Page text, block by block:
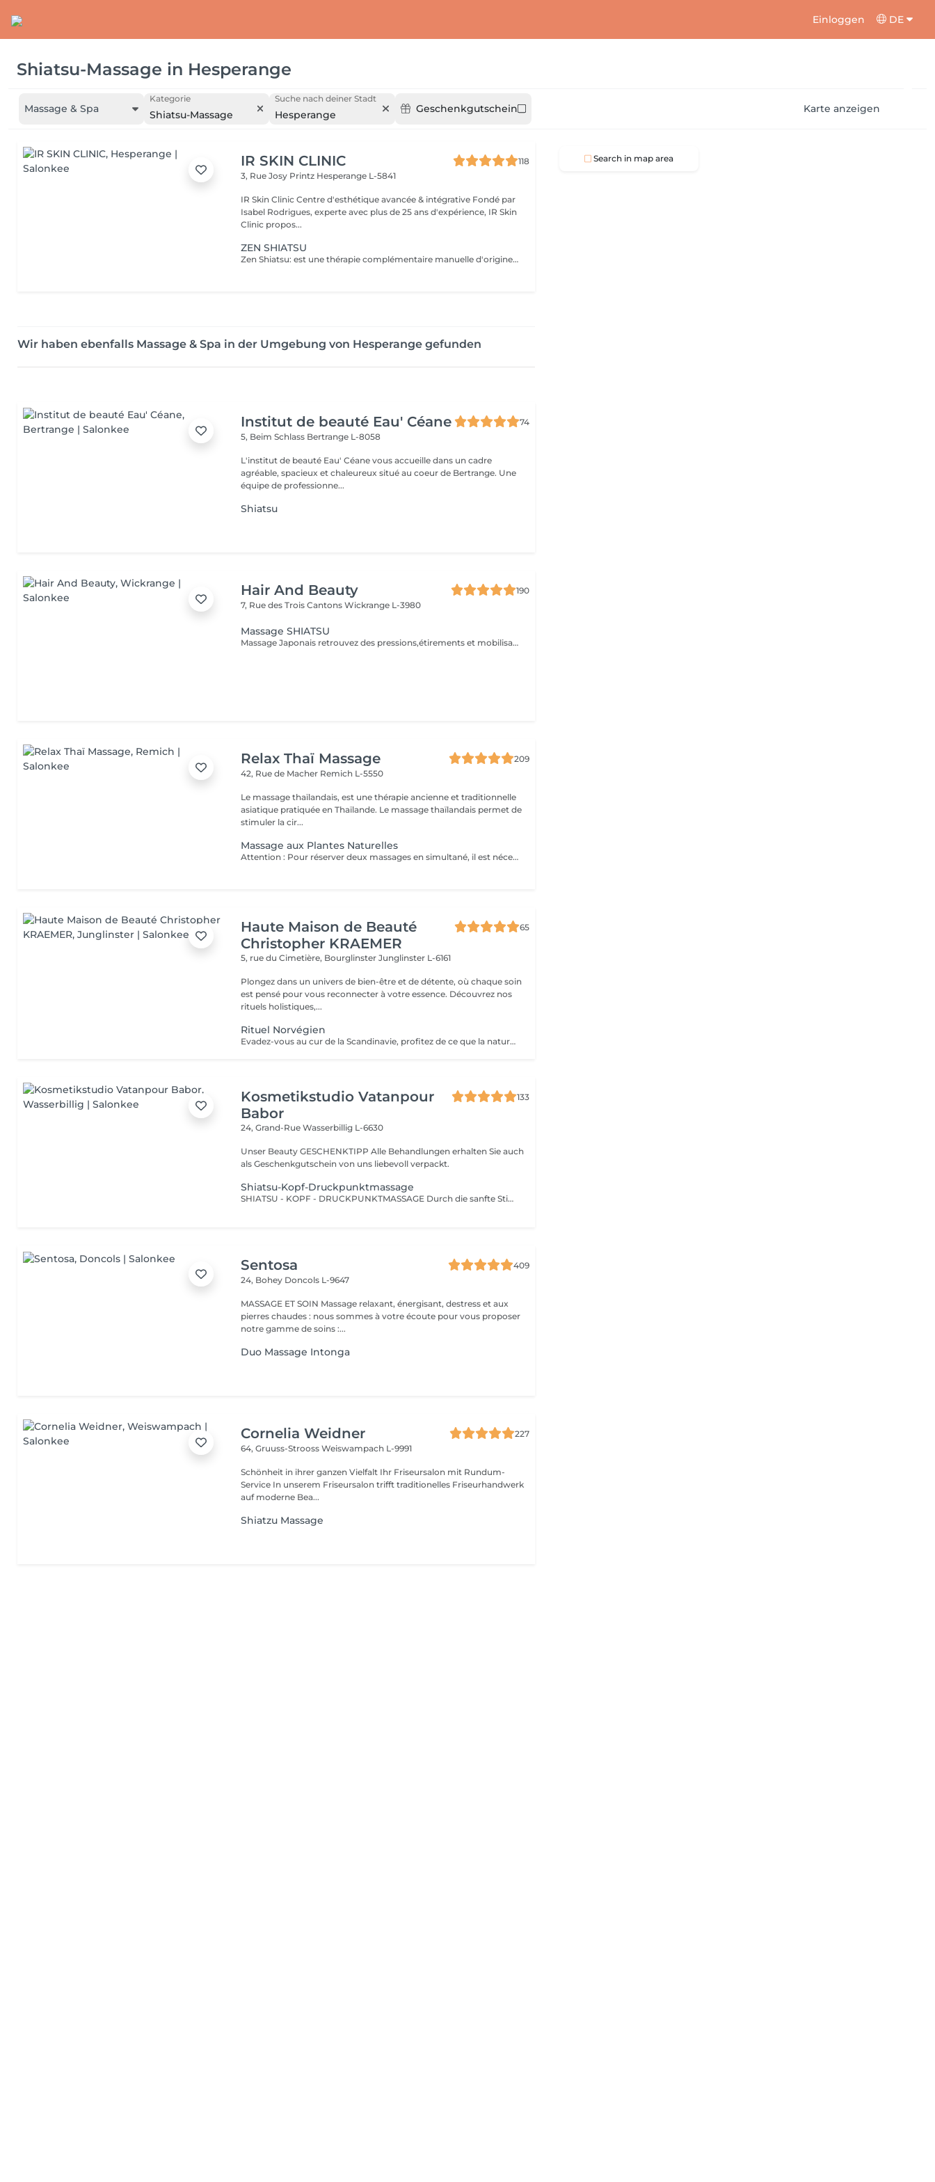
Einloggen DE
Shiatsu-Massage in Hesperange
Massage & Spa
Kategorie
Shiatsu-Massage
Suche nach deiner Stadt
Hesperange Geschenkgutschein Karte anzeigen
IR SKIN CLINIC
118
3, Rue Josy Printz Hesperange L-5841
IR Skin Clinic Centre d'esthétique avancée & intégrative Fondé par
Isabel Rodrigues, experte avec plus de 25 ans d'expérience, IR Skin
Clinic propos...
ZEN SHIATSU
Zen Shiatsu: est une thérapie complémentaire manuelle d'origine japonaise, proche de l'acupuncture mais sans aiguilles. C'est une forme de massage, qui équilibre le yin et le yang et stimule ainsi les forces d'autorégulation naturelles du corps. Elle se base sur les méridiens connus dans la Médecine Traditionnelle Chinoise (MTC).
Wir haben ebenfalls Massage & Spa in der Umgebung von Hesperange gefunden
Institut de beauté Eau' Céane
74
5, Beim Schlass Bertrange L-8058
L'institut de beauté Eau' Céane vous accueille dans un cadre
agréable, spacieux et chaleureux situé au coeur de Bertrange. Une
équipe de professionne...
Shiatsu
Hair And Beauty
190
7, Rue des Trois CantonsWickrange L-3980
Massage SHIATSU
Massage Japonais retrouvez des pressions,étirements et mobilisations articulaires. Les pressions sont adaptées à votre choix, douces ou fortes Prévoir une tenue ample et des chaussettes propres.
Relax Thaï Massage
209
42, Rue de Macher Remich L-5550
Le massage thaïlandais, est une thérapie ancienne et traditionnelle
asiatique pratiquée en Thaïlande. Le massage thaïlandais permet de
stimuler la cir...
Massage aux Plantes Naturelles
Attention : Pour réserver deux massages en simultané, il est nécessaire de procéder à deux réservations séparées. Ajouter deux services dans une seule réservation entraînera la programmation des rendez-vous l'un après l'autre, et non en même temps. Si besoin, vous pouvez également nous contacter par téléphone au 691 603 983. Merci !
Haute Maison de Beauté
Christopher KRAEMER
65
5, rue du Cimetière, BourglinsterJunglinster L-6161
Plongez dans un univers de bien-être et de détente, où chaque soin
est pensé pour vous reconnecter à votre essence. Découvrez nos
rituels holistiques,...
Rituel Norvégien
Evadez-vous au cur de la Scandinavie, profitez de ce que la nature a, à vous offrir Une parenthèse végétale très inspirante pour déconnecter et se reconnecter Véritable moment de relaxation complète. Sauna infrarouge, Massage shiatsu, bol d'air jacquier, douche. Onction du huiles précieuses, hammam crânien et facial, bains rythmés avec méditation guidée, exercices de sophrologie, shampooing, pose de masque et massage crânien, rituel de la cascade, rinçage à l'infusion de plantes et pulvérisation d'hydrolats qui clôturent le soin. Ne comprend pas le séchage des cheveux.
Kosmetikstudio Vatanpour
Babor
133
24, Grand-RueWasserbillig L-6630
Unser Beauty GESCHENKTIPP Alle Behandlungen erhalten Sie auch
als Geschenkgutschein von uns liebevoll verpackt.
Shiatsu-Kopf-Druckpunktmassage
SHIATSU - KOPF - DRUCKPUNKTMASSAGE Durch die sanfte Stimulation bestimmter Druckpunkte und Energiebahnen werden Blockaden gelöst und der Energiefluss im Körper wiederhergestellt.
Sentosa
409
24, Bohey Doncols L-9647
MASSAGE ET SOIN Massage relaxant, énergisant, destress et aux
pierres chaudes : nous sommes à votre écoute pour vous proposer
notre gamme de soins :...
Duo Massage Intonga
Cornelia Weidner
227
64, Gruuss-StroossWeiswampach L-9991
Schönheit in ihrer ganzen Vielfalt Ihr Friseursalon mit Rundum-
Service In unserem Friseursalon trifft traditionelles Friseurhandwerk
auf moderne Bea...
Shiatzu Massage
Search in map area